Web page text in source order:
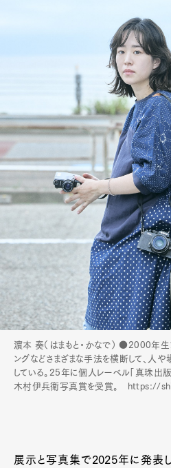
濵本 奏（はまもと・かなで） ●2000年生
ングなどさまざまな手法を横断して、人
している。25年に個人レーベル「真珠出版
木村伊兵衛写真賞を受賞。 https://
展示と写真集で2025年に発表し